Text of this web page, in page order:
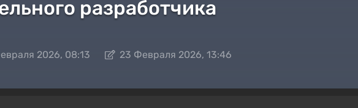
разработчика
2026, 08:13 23 Февраля 2026, 13:46